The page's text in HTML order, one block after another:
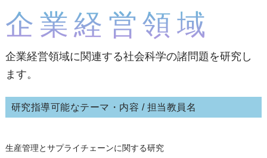
企業経営領域
企業経営領域に関連する社会科学の諸問題を研究し
ます。
研究指導可能なテーマ・内容 / 担当教員名
生産管理とサプライチェーンに関する研究